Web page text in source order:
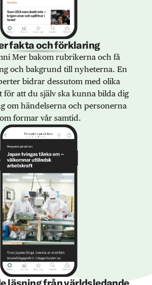
fakta och förklaring
Mer bakom rubrikerna och få
och bakgrund till nyheterna. En
bidrar dessutom med olika
för att du själv ska kunna bilda dig
om händelserna och personerna
formar vår samtid.